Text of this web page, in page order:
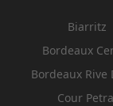
Biarritz
Bordeaux
Bordeaux Rive
Cour